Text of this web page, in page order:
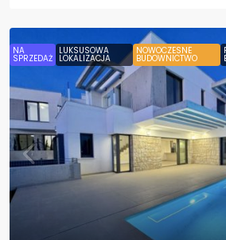
NA
SPRZEDAŻ
LUKSUSOWA
LOKALIZACJA
NOWOCZESNE
BUDOWNICTWO